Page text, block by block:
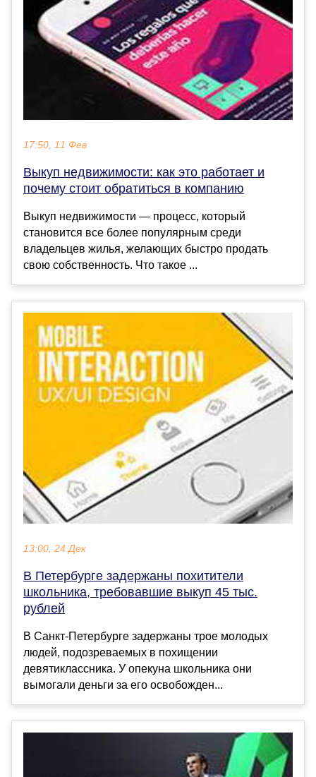
17:50, 11 Фев
Выкуп недвижимости: как это работает и
почему стоит обратиться в компанию
Выкуп недвижимости — процесс, который
становится все более популярным среди
владельцев жилья, желающих быстро продать
свою собственность. Что такое ...
13:00, 24 Дек
В Петербурге задержаны похитители
школьника, требовавшие выкуп 45 тыс.
рублей
В Санкт-Петербурге задержаны трое молодых
людей, подозреваемых в похищении
девятиклассника. У опекуна школьника они
вымогали деньги за его освобожден...